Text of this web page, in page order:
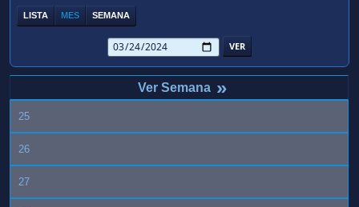
LISTA MES SEMANA
»
25
26
27